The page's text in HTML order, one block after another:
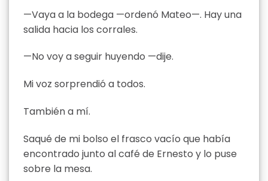
—Vaya a la bodega —ordenó Mateo—. Hay una
salida hacia los corrales.
—No voy a seguir huyendo —dije.
Mi voz sorprendió a todos.
También a mí.
Saqué de mi bolso el frasco vacío que había
encontrado junto al café de Ernesto y lo puse
sobre la mesa.